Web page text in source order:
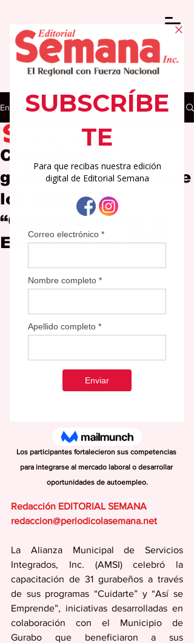
Entrada
Capacitan 31
gurabeños a través de
los programas
“Cuidarte” y “Así se
Emprende” de AMSI
Los participantes fortalecieron sus competencias
para integrarse al mercado laboral o desarrollar
oportunidades de autoempleo.
Redacción EDITORIAL SEMANA
redaccion@periodicolasemana.net
La Alianza Municipal de Servicios
Integrados, Inc. (AMSI) celebró la
capacitación de 31 gurabeños a través
de sus programas “Cuidarte” y “Así se
Emprende”, iniciativas desarrolladas en
colaboración con el Municipio de
Gurabo que beneficiaron a sus